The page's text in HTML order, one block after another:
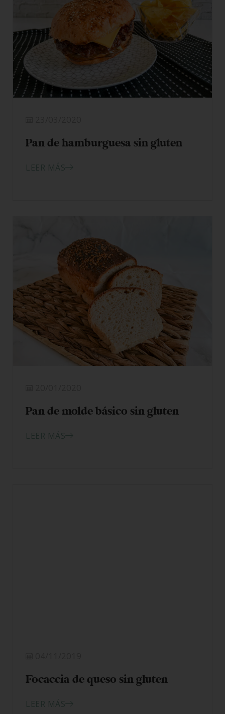
Pan de hamburguesa sin gluten
LEER MÁS
Pan de molde básico sin gluten
LEER MÁS
Focaccia de queso sin gluten
LEER MÁS